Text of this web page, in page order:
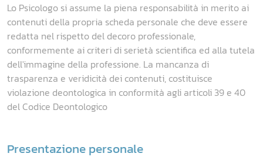
Lo Psicologo si assume la piena responsabilità in merito ai
contenuti della propria scheda personale che deve essere
redatta nel rispetto del decoro professionale,
conformemente ai criteri di serietà scientifica ed alla tutela
dell'immagine della professione. La mancanza di
trasparenza e veridicità dei contenuti, costituisce
violazione deontologica in conformità agli articoli 39 e 40
del Codice Deontologico
Presentazione personale